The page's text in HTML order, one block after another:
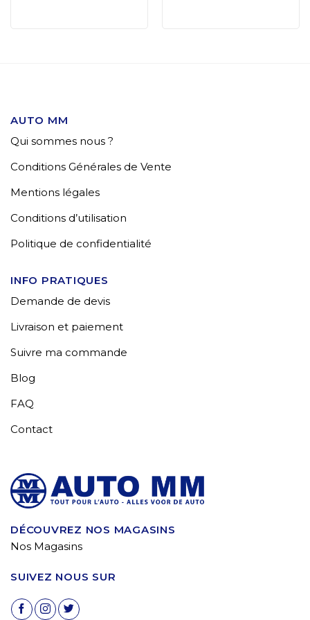
AUTO MM
Qui sommes nous ?
Conditions Générales de Vente
Mentions légales
Conditions d’utilisation
Politique de confidentialité
INFO PRATIQUES
Demande de devis
Livraison et paiement
Suivre ma commande
Blog
FAQ
Contact
DÉCOUVREZ NOS MAGASINS
Nos Magasins
SUIVEZ NOUS SUR